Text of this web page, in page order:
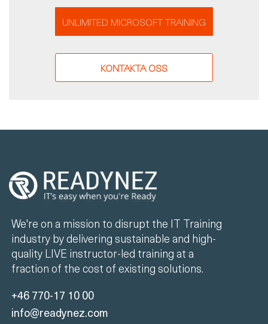
UNLIMITED MICROSOFT TRAINING
KONTAKTA OSS
We're on a mission to disrupt the IT Training
industry by delivering sustainable and high-
quality LIVE instructor-led training at a
fraction of the cost of existing solutions.
+46 770-17 10 00
info@readynez.com